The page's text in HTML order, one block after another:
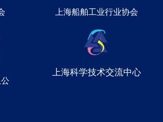
上海船舶工业行业协会
上海科学技术交流中心